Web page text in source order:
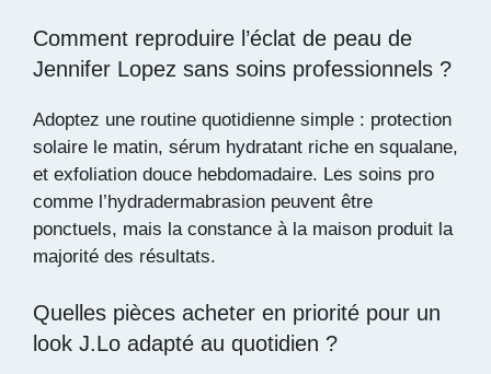
Comment reproduire l’éclat de peau de
Jennifer Lopez sans soins professionnels ?
Adoptez une routine quotidienne simple : protection
solaire le matin, sérum hydratant riche en squalane,
et exfoliation douce hebdomadaire. Les soins pro
comme l’hydradermabrasion peuvent être
ponctuels, mais la constance à la maison produit la
majorité des résultats.
Quelles pièces acheter en priorité pour un
look J.Lo adapté au quotidien ?